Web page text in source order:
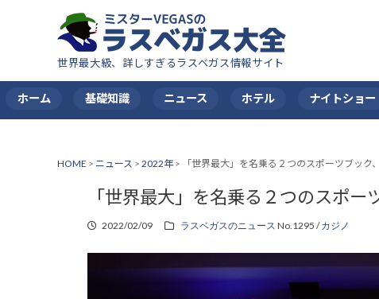
世界最大級、詳しすぎるラスベガス情報サイト
ホーム 基礎知識 ニュース ホテル ナイトショー
HOME > ニュース > 2022年> 「世界最大」を名乗る２つのスポーツブック
「世界最大」を名乗る２つのスポー
2022/02/09 ラスベガスのニュース No.1295 /カジノ